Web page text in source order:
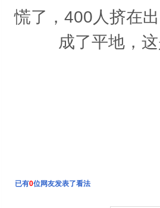
慌了，400人挤在
成了平地，
已有0位网友发表了看法